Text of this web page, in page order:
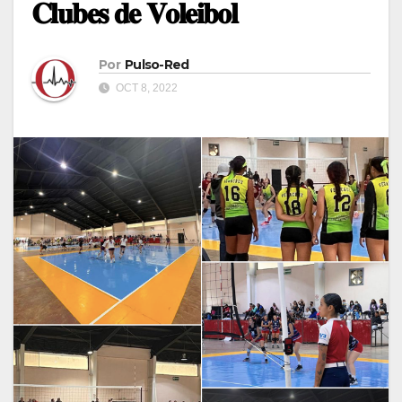
𝐂𝐥𝐮𝐛𝐞𝐬 𝐝𝐞 𝐕𝐨𝐥𝐞𝐢𝐛𝐨𝐥
Por Pulso-Red
OCT 8, 2022